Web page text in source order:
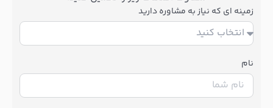
زمینه ای که نیاز به مشاوره دارید
نام